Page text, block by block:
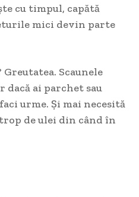
cu timpul, capătă
mici devin parte
Scaunele
dacă ai parchet sau
urme. Și mai necesită
de ulei din când în